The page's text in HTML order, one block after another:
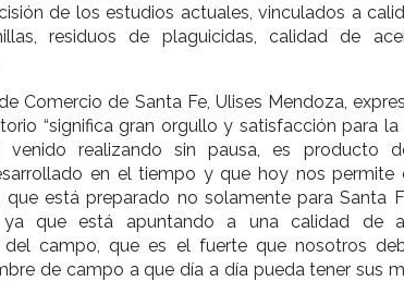
de los estudios actuales, vinculados a
residuos de plaguicidas, calidad de
Comercio de Santa Fe, Ulises Mendoza,
“significa gran orgullo y satisfacción para la
realizando sin pausa, es producto
en el tiempo y que hoy nos permite
está preparado no solamente para Santa
que está apuntando a una calidad de
campo, que es el fuerte que nosotros
de campo a que día a día pueda tener sus